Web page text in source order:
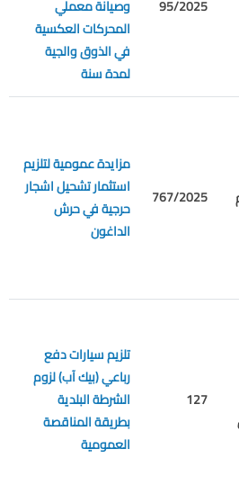
95/2025
وصيانة معملي
المحركات العكسية
في الذوق والجية
لمدة سنة
767/2025
مزايدة عمومية لتلزيم
استثمار تشحيل اشجار
حرجية في حرش
الداغون
127
تلزيم سيارات دفع
رباعي (بيك آب) لزوم
الشرطة البلدية
بطريقة المناقصة
العمومية